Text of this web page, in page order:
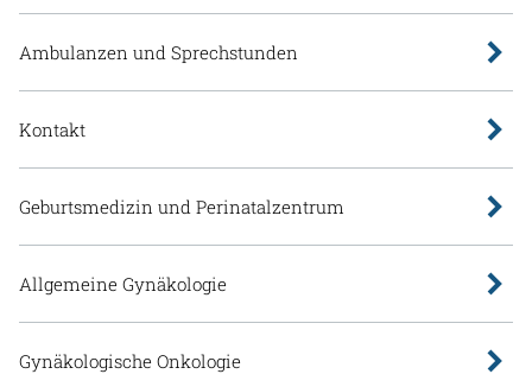
Ambulanzen und Sprechstunden
Kontakt
Geburtsmedizin und Perinatalzentrum
Allgemeine Gynäkologie
Gynäkologische Onkologie